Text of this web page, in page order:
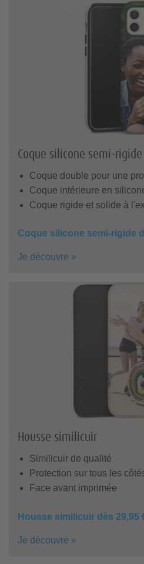
Coque silicone semi-rigide
Coque double pour une
Coque intérieure en
Coque rigide et solide à
Coque silicone semi-rigide
Je découvre »
Housse similicuir
Similicuir de qualité
Protection sur tous les
Face avant imprimée
Housse similicuir dès 29,95
Je découvre »